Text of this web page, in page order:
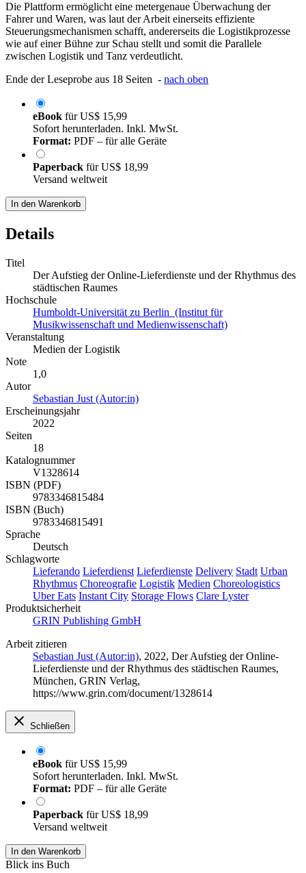
Die Plattform ermöglicht eine metergenaue Überwachung der
Fahrer und Waren, was laut der Arbeit einerseits effiziente
Steuerungsmechanismen schafft, andererseits die Logistikprozesse
wie auf einer Bühne zur Schau stellt und somit die Parallele
zwischen Logistik und Tanz verdeutlicht.
Ende der Leseprobe aus 18 Seiten - nach oben
eBook fürUS$ 15,99
Sofort herunterladen. Inkl. MwSt.
Format: PDF – für alle Geräte
Paperback fürUS$ 18,99
Versand weltweit
In den Warenkorb
Details
Titel
Der Aufstieg der Online-Lieferdienste und der Rhythmus des
städtischen Raumes
Hochschule
Humboldt-Universität zu Berlin (Institut für
Musikwissenschaft und Medienwissenschaft)
Veranstaltung
Medien der Logistik
Note
1,0
Autor
Sebastian Just (Autor:in)
Erscheinungsjahr
2022
Seiten
18
Katalognummer
V1328614
ISBN (PDF)
9783346815484
ISBN (Buch)
9783346815491
Sprache
Deutsch
Schlagworte
Lieferando Lieferdienst Lieferdienste Delivery Stadt Urban
Rhythmus Choreografie Logistik Medien Choreologistics
Uber Eats Instant City Storage Flows Clare Lyster
Produktsicherheit
GRIN Publishing GmbH
Arbeit zitieren
Sebastian Just (Autor:in), 2022, Der Aufstieg der Online-
Lieferdienste und der Rhythmus des städtischen Raumes,
München, GRIN Verlag,
https://www.grin.com/document/1328614
Schließen
eBook fürUS$ 15,99
Sofort herunterladen. Inkl. MwSt.
Format: PDF – für alle Geräte
Paperback fürUS$ 18,99
Versand weltweit
In den Warenkorb
Blick ins Buch